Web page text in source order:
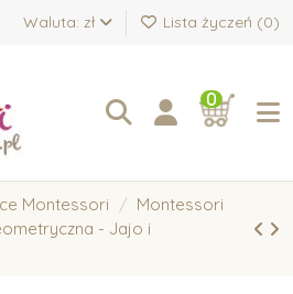
Waluta: zł Lista życzeń (0)
0
Montessori
Montessori
- Jajo i